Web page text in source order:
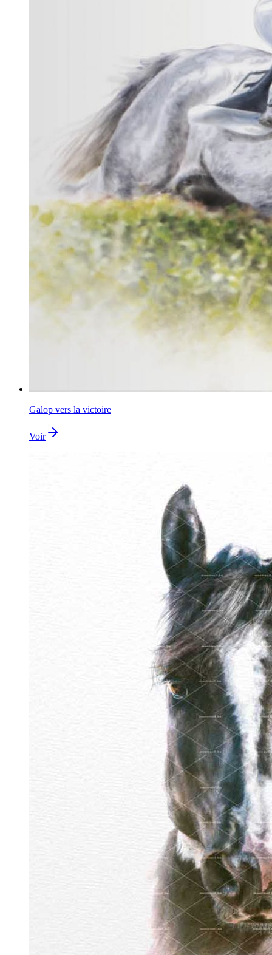
Galop vers la victoire
Voir